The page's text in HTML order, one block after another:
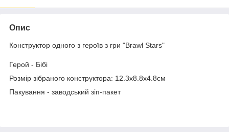
Опис
Конструктор одного з героїв з гри "Brawl Stars"
Герой - Бібі
Розмір зібраного конструктора: 12.3х8.8х4.8см
Пакування - заводський зіп-пакет